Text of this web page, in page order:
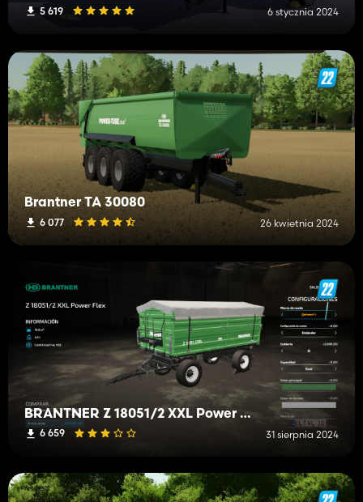
5 619 6 stycznia 2024
Brantner TA 30080
6 077 26 kwietnia 2024
BRANTNER Z 18051/2 XXL Power Flex
6 659 31 sierpnia 2024